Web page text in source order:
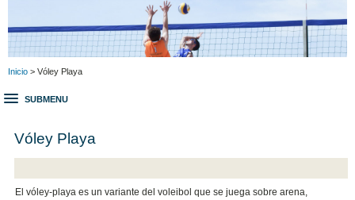
Inicio > Vóley Playa
SUBMENU
Vóley Playa
El vóley-playa es un variante del voleibol que se juega sobre arena,